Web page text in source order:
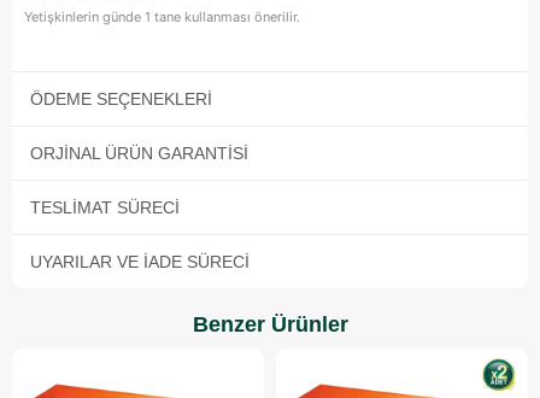
Yetişkinlerin günde 1 tane kullanması önerilir.
ÖDEME SEÇENEKLERI
ORJINAL ÜRÜN GARANTISI
TESLIMAT SÜRECI
UYARILAR VE İADE SÜRECI
Benzer Ürünler